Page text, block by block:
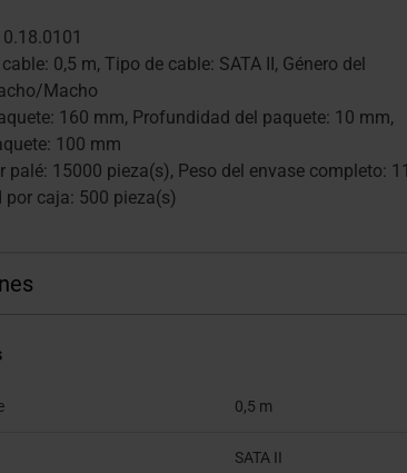
0,5 m, Tipo de cable: SATA II, Género del
Macho
160 mm, Profundidad del paquete: 10 mm,
100 mm
palé: 15000 pieza(s), Peso del envase completo: 11
por caja: 500 pieza(s)
0,5 m
SATA II